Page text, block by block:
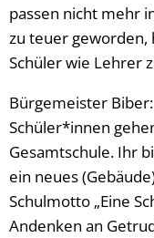
passen nicht mehr
zu teuer geworden,
Schüler wie Lehrer
Bürgemeister
Schüler*innen
Gesamtschule. Ihr
ein neues
Schulmotto „Eine
Andenken an